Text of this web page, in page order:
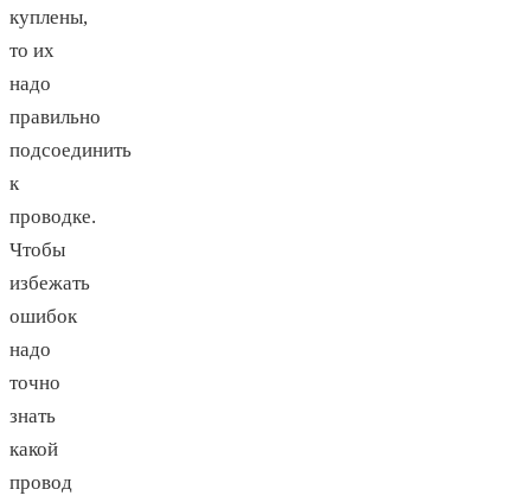
куплены,
то их
надо
правильно
подсоединить
к
проводке.
Чтобы
избежать
ошибок
надо
точно
знать
какой
провод